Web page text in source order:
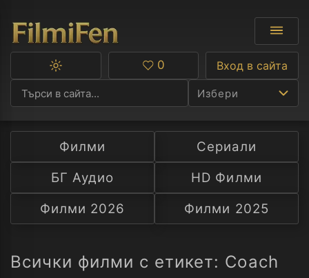
Избери
Ф
С
А
Превключване
тъмна
тема
Любими
0 Вход в сайта
Филми
Сериали
БГ Аудио
HD Филми
Филми 2026
Филми 2025
Всички филми с етикет: Coach